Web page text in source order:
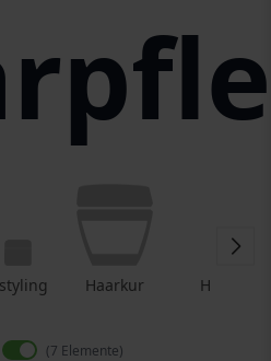
Haarkur Haaröl
7 Elemente